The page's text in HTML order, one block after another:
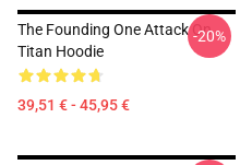
The Founding One Attack On
Titan Hoodie
39,51 € - 45,95 €
-20%